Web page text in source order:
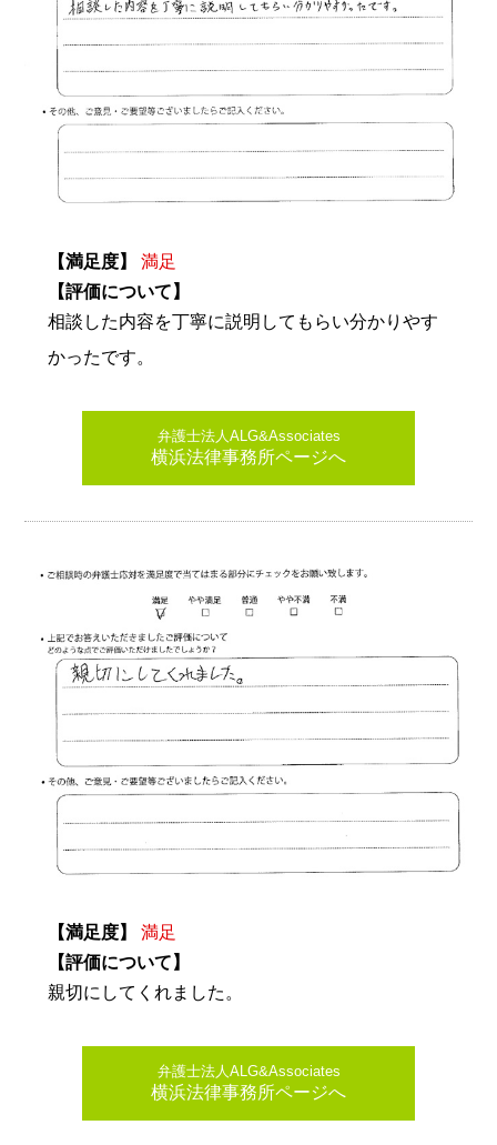
【満足度】
満足
【評価について】
相談した内容を丁寧に説明してもらい分かりやす
かったです。
弁護士法人ALG&Associates
横浜法律事務所ページへ
【満足度】
満足
【評価について】
親切にしてくれました。
弁護士法人ALG&Associates
横浜法律事務所ページへ